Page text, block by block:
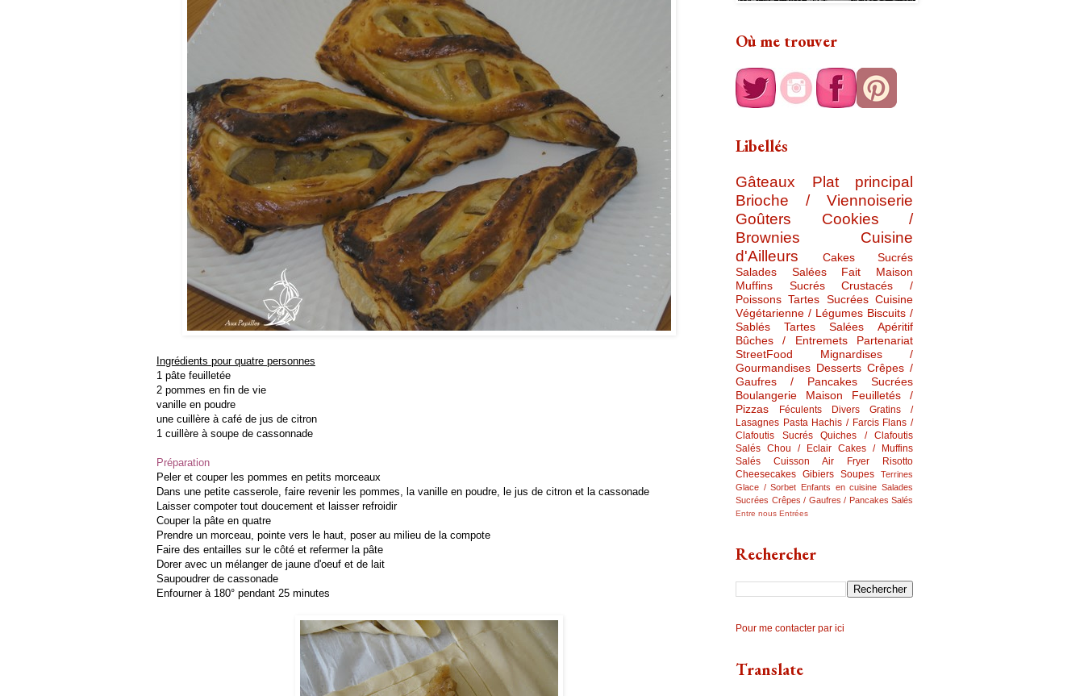
Ingrédients pour quatre personnes
1 pâte feuilletée
2 pommes en fin de vie
vanille en poudre
une cuillère à café de jus de citron
1 cuillère à soupe de cassonnade
Préparation
Peler et couper les pommes en petits morceaux
Dans une petite casserole, faire revenir les pommes, la vanille en poudre, le jus de citron et la cassonade
Laisser compoter tout doucement et laisser refroidir
Couper la pâte en quatre
Prendre un morceau, pointe vers le haut, poser au milieu de la compote
Faire des entailles sur le côté et refermer la pâte
Dorer avec un mélanger de jaune d'oeuf et de lait
Saupoudrer de cassonade
Enfourner à 180° pendant 25 minutes
Où me trouver
Libellés
Gâteaux
Plat principal
Brioche / Viennoiserie
Goûters
Cookies /
Brownies
Cuisine
d'Ailleurs
Cakes Sucrés
Salades Salées
Fait Maison
Muffins Sucrés
Crustacés /
Poissons Tartes Sucrées Cuisine
Végétarienne / Légumes Biscuits /
Sablés
Tartes Salées
Apéritif
Bûches / Entremets
Partenariat
StreetFood
Mignardises /
Gourmandises Desserts Crêpes /
Gaufres / Pancakes Sucrées
Boulangerie Maison
Feuilletés /
Pizzas
Féculents Divers
Gratins /
Lasagnes Pasta Hachis / Farcis Flans /
Clafoutis Sucrés
Quiches / Clafoutis
Salés Chou / Eclair Cakes / Muffins
Salés
Cuisson Air Fryer
Risotto
Cheesecakes Gibiers Soupes
Terrines
Glace / Sorbet Enfants en cuisine Salades
Sucrées Crêpes / Gaufres / Pancakes Salés
Entre nous Entrées
Rechercher
Pour me contacter par ici
Translate